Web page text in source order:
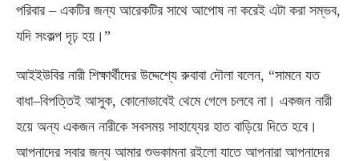
পরিবার – একটির জন্য আরেকটির সাথে আপোষ না করেই এটা করা সম্ভব,
যদি সংকল্প দৃঢ় হয়।”
আইইউবির নারী শিক্ষার্থীদের উদ্দেশ্যে রুবাবা দৌলা বলেন, “সামনে যত
বাধা–বিপত্তিই আসুক, কোনোভাবেই থেমে গেলে চলবে না। একজন নারী
হয়ে অন্য একজন নারীকে সবসময় সাহায্যের হাত বাড়িয়ে দিতে হবে।
আপনাদের সবার জন্য আমার শুভকামনা রইলো যাতে আপনারা আপনাদের